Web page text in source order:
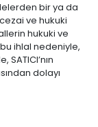
bir ya da
ve hukuki
hukuki ve
ihlal nedeniyle,
dolayı